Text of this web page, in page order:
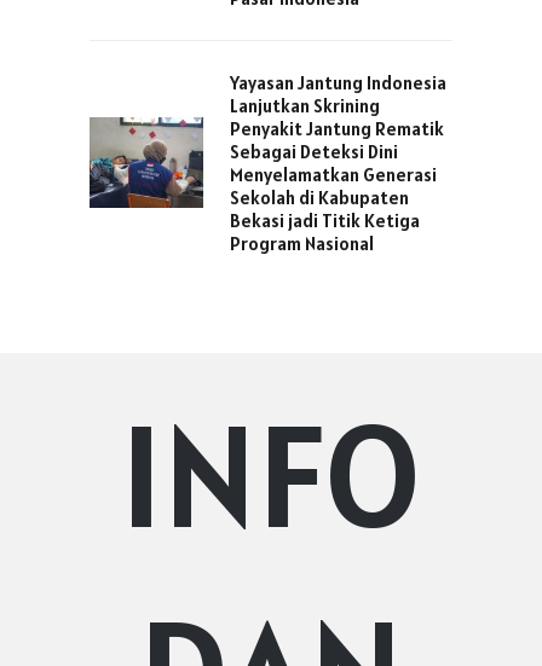
Yayasan Jantung Indonesia
Lanjutkan Skrining
Penyakit Jantung Rematik
Sebagai Deteksi Dini
Menyelamatkan Generasi
Sekolah di Kabupaten
Bekasi jadi Titik Ketiga
Program Nasional
INFO